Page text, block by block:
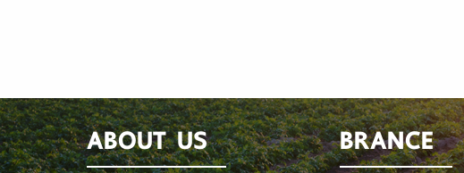
ABOUT US BRANCE